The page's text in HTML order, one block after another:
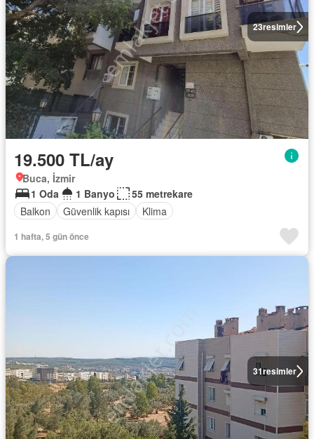
23resimler
19.500 TL/ay
Buca, İzmir
1 Oda
1 Banyo
55 metrekare
Balkon
Güvenlik kapısı Klima
1 hafta, 5 gün önce
31resimler